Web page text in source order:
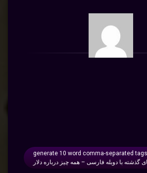
generate 10 word comma-separated